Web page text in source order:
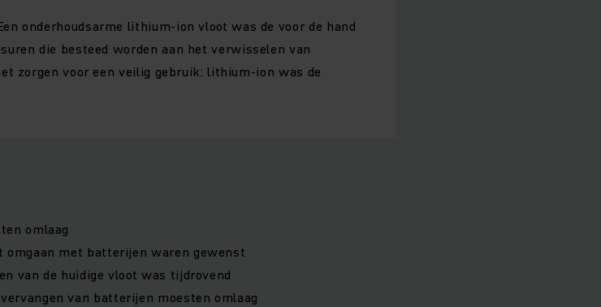
onderhoudsarme lithium-ion vloot was de voor de hand
die besteed worden aan het verwisselen van
zorgen voor een veilig gebruik: lithium-ion was de
omlaag
omgaan met batterijen waren gewenst
van de huidige vloot was tijdrovend
van batterijen moesten omlaag